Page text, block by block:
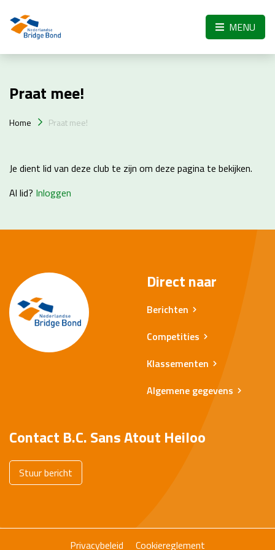
MENU
Praat mee!
Home Praat mee!
Je dient lid van deze club te zijn om deze pagina te bekijken.
Al lid? Inloggen
Direct naar
Berichten
Competities
Klassementen
Algemene gegevens
Contact B.C. Sans Atout Heiloo
Stuur bericht
Privacybeleid Cookiereglement